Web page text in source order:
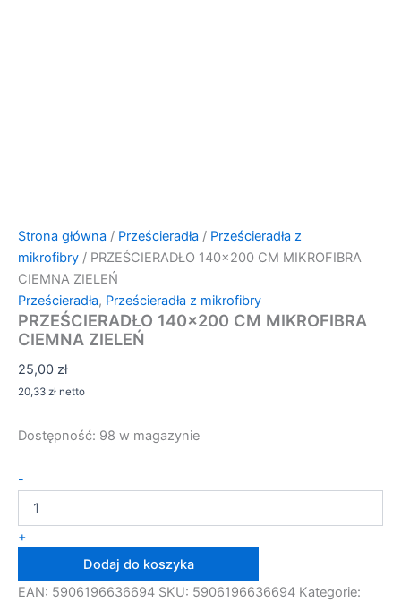
Strona główna / Prześcieradła / Prześcieradła z
mikrofibry / PRZEŚCIERADŁO 140×200 CM MIKROFIBRA
CIEMNA ZIELEŃ
Prześcieradła, Prześcieradła z mikrofibry
PRZEŚCIERADŁO 140×200 CM MIKROFIBRA
CIEMNA ZIELEŃ
25,00 zł
20,33 zł netto
Dostępność: 98 w magazynie
-
PRZEŚCIERADŁO
140x200
CM
MIKROFIBRA
ZIELEŃ
+
Dodaj do koszyka
EAN: 5906196636694 SKU: 5906196636694 Kategorie: